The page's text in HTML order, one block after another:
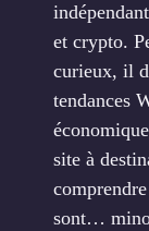
et crypto.
curieux, il
tendances
site à
sont…